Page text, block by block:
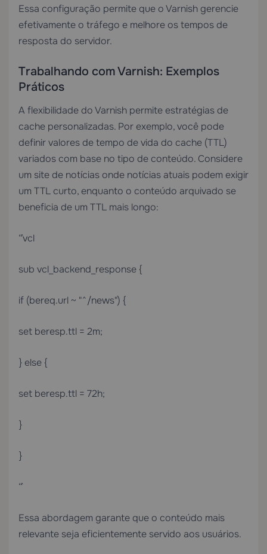
Essa configuração permite que o Varnish gerencie
efetivamente o tráfego e melhore os tempos de
resposta do servidor.
Trabalhando com Varnish: Exemplos
Práticos
A flexibilidade do Varnish permite estratégias de
cache personalizadas. Por exemplo, você pode
definir valores de tempo de vida do cache (TTL)
variados com base no tipo de conteúdo. Considere
um site de notícias onde notícias atuais podem exigir
um TTL curto, enquanto o conteúdo arquivado se
beneficia de um TTL mais longo:
“`vcl
sub vcl_backend_response {
if (bereq.url ~ "^/news") {
set beresp.ttl = 2m;
} else {
set beresp.ttl = 72h;
}
}
“`
Essa abordagem garante que o conteúdo mais
relevante seja eficientemente servido aos usuários.